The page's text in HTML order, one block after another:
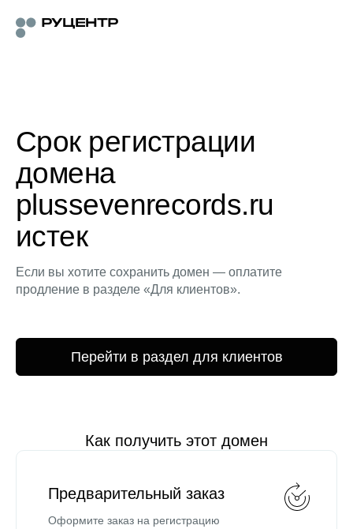
Срок регистрации
домена
plussevenrecords.ru
истек
Если вы хотите сохранить домен — оплатите
продление в разделе «Для клиентов».
Перейти в раздел для клиентов
Как получить этот домен
Предварительный заказ
Оформите заказ на регистрацию